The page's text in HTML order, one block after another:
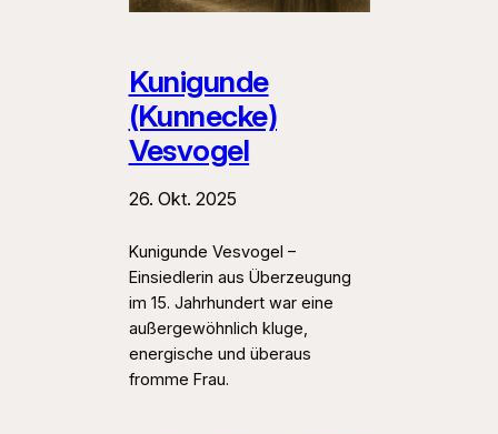
Kunigunde
(Kunnecke)
Vesvogel
26. Okt. 2025
Kunigunde Vesvogel –
Einsiedlerin aus Überzeugung
im 15. Jahrhundert war eine
außergewöhnlich kluge,
energische und überaus
fromme Frau.